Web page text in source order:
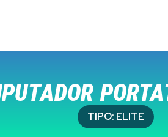
TIPO: ELITE